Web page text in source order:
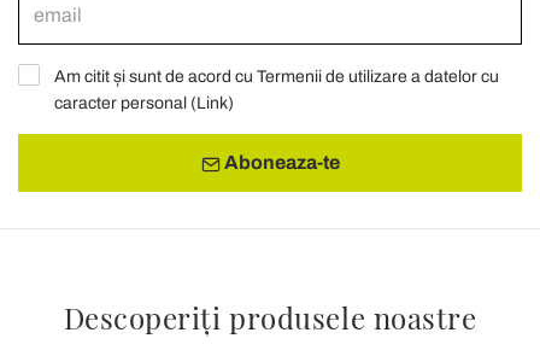
Am citit și sunt de acord cu Termenii de utilizare a datelor cu
caracter personal (Link)
Aboneaza-te
Descoperiți produsele noastre